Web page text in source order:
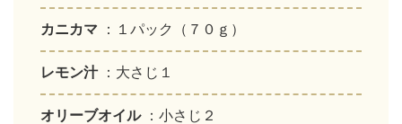
カニカマ ：１パック（７０ｇ）
レモン汁 ：大さじ１
オリーブオイル ：小さじ２